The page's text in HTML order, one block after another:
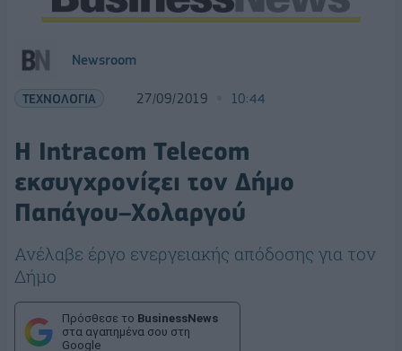
Newsroom
ΤΕΧΝΟΛΟΓΙΑ 27/09/2019 10:44
Η Intracom Telecom
εκσυγχρονίζει τον Δήμο
Παπάγου–Χολαργού
Ανέλαβε έργο ενεργειακής απόδοσης για τον
Δήμο
Πρόσθεσε το BusinessNews
στα αγαπημένα σου στη
Google